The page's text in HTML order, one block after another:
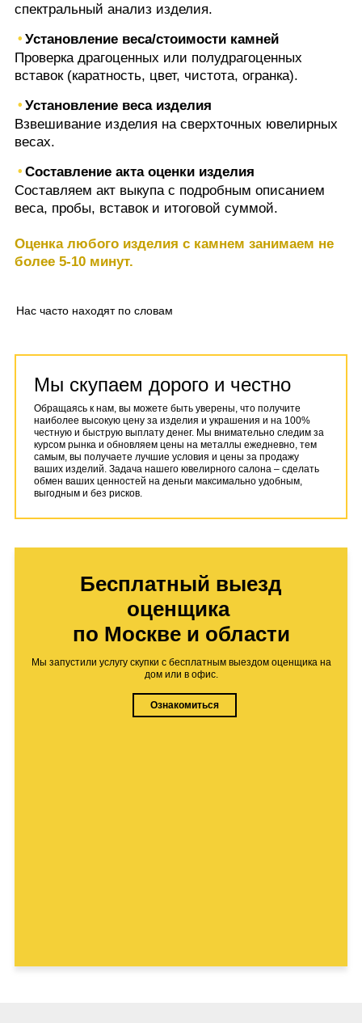
спектральный анализ изделия.
Установление веса/стоимости камней
Проверка драгоценных или полудрагоценных
вставок (каратность, цвет, чистота, огранка).
Установление веса изделия
Взвешивание изделия на сверхточных ювелирных
весах.
Составление акта оценки изделия
Составляем акт выкупа с подробным описанием
веса, пробы, вставок и итоговой суммой.
Оценка любого изделия с камнем занимаем не
более 5-10 минут.
Нас часто находят по словам
Мы скупаем дорого и честно
Обращаясь к нам, вы можете быть уверены, что получите
наиболее высокую цену за изделия и украшения и на 100%
честную и быструю выплату денег. Мы внимательно следим за
курсом рынка и обновляем цены на металлы ежедневно, тем
самым, вы получаете лучшие условия и цены за продажу
ваших изделий. Задача нашего ювелирного салона – сделать
обмен ваших ценностей на деньги максимально удобным,
выгодным и без рисков.
Бесплатный выезд
оценщика
по Москве и области
Мы запустили услугу скупки с бесплатным выездом оценщика на
дом или в офис.
Ознакомиться